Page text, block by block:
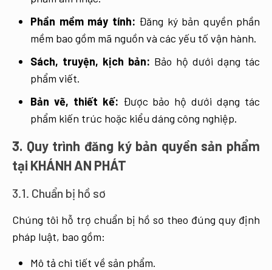
Phần mềm máy tính: Đăng ký bản quyền phần
mềm bao gồm mã nguồn và các yếu tố vận hành.
Sách, truyện, kịch bản: Bảo hộ dưới dạng tác
phẩm viết.
Bản vẽ, thiết kế: Được bảo hộ dưới dạng tác
phẩm kiến trúc hoặc kiểu dáng công nghiệp.
3. Quy trình đăng ký bản quyền sản phẩm
tại KHÁNH AN PHÁT
3.1. Chuẩn bị hồ sơ
Chúng tôi hỗ trợ chuẩn bị hồ sơ theo đúng quy định
pháp luật, bao gồm:
Mô tả chi tiết về sản phẩm.